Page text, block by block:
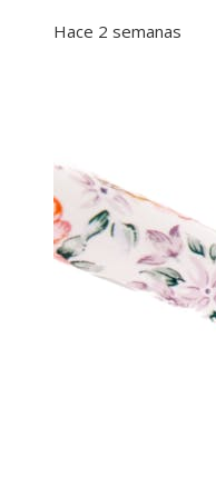
Hace 2 semanas